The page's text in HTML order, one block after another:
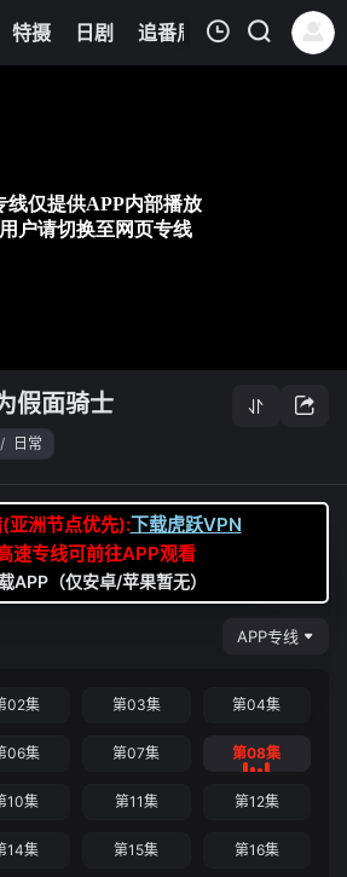
特摄 日剧 追番周表 今日更新
6
清空
假面骑士
/ 日常
亚洲节点优先):下载虎跃VPN
速专线可前往APP观看
APP（仅安卓/苹果暂无）
APP专线
02集 第03集 第04集
06集 第07集 第08集
10集 第11集 第12集
14集 第15集 第16集